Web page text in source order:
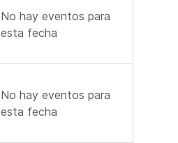
No hay eventos para
esta fecha
No hay eventos para
esta fecha